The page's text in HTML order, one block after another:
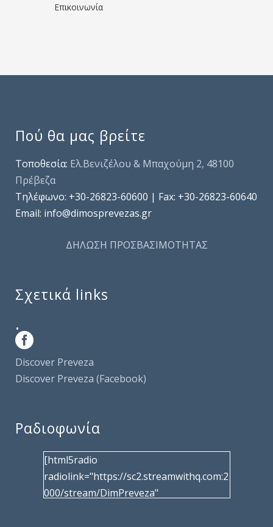
Επικοινωνία
Πού θα μας βρείτε
Τοποθεσία: Ελ.Βενιζέλου & Μπαχούμη 2, 48100
Πρέβεζα
Τηλέφωνo: +30-26823-60600 | Fax: +30-26823-60640
Email: info@dimosprevezas.gr
ΔΗΛΩΣΗ ΠΡΟΣΒΑΣΙΜΟΤΗΤΑΣ
Σχετικά links
.
Discover Preveza
Discover Preveza (Facebook)
Ραδιοφωνία
[html5radio
radiolink="https://sc2.streamwithq.com:2
000/stream/DimPreveza"